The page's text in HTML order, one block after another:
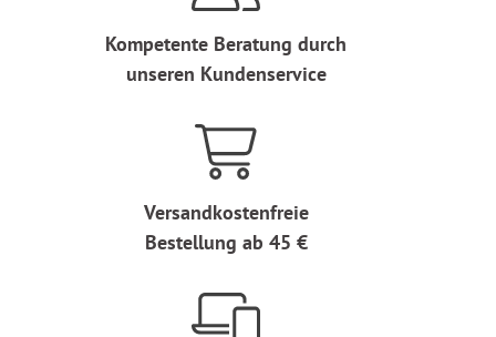
Kompetente Beratung durch
unseren Kundenservice
Versandkostenfreie
Bestellung ab 45 €